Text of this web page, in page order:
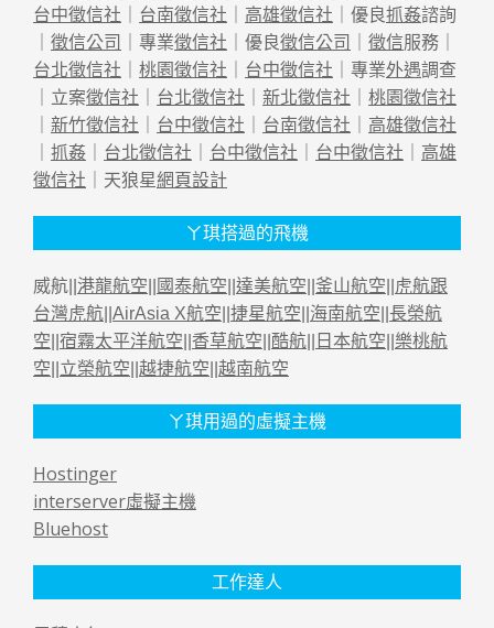
台中徵信社 ｜ 台南徵信社 ｜ 高雄徵信社 ｜優良抓姦諮詢
｜ 徵信公司 ｜專業徵信社 ｜優良徵信公司 ｜ 徵信服務｜
台北徵信社 ｜ 桃園徵信社 ｜ 台中徵信社 ｜專業外遇調查
｜立案徵信社 ｜ 台北徵信社 ｜ 新北徵信社 ｜ 桃園徵信社
｜ 新竹徵信社 ｜ 台中徵信社 ｜ 台南徵信社 ｜ 高雄徵信社
｜ 抓姦 ｜ 台北徵信社 ｜ 台中徵信社 ｜ 台中徵信社 ｜ 高雄
徵信社 ｜天狼星網頁設計
ㄚ琪搭過的飛機
威航|| 港龍航空 國泰航空 達美航空 釜山航空
虎航跟
台灣虎航 AirAsia X航空 捷星航空 海南航空 長榮航
空 宿霧太平洋航空 香草航空 酷航 日本航空 樂桃航
空 立榮航空 越捷航空 越南航空
ㄚ琪用過的虛擬主機
Hostinger
interserver虛擬主機
Bluehost
工作達人